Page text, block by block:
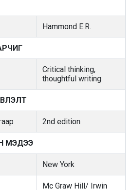
Hammond E.R.
Critical thinking,
thoughtful writing
2nd edition
МЭДЭЭ
New York
Mc Graw Hill/ Irwin